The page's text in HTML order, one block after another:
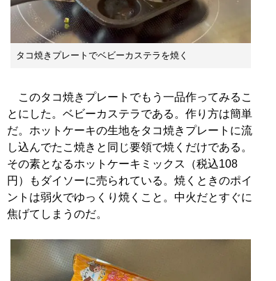
タコ焼きプレートでベビーカステラを焼く
このタコ焼きプレートでもう一品作ってみるこ
とにした。ベビーカステラである。作り方は簡単
だ。ホットケーキの生地をタコ焼きプレートに流
し込んでたこ焼きと同じ要領で焼くだけである。
その素となるホットケーキミックス（税込108
円）もダイソーに売られている。焼くときのポイ
ントは弱火でゆっくり焼くこと。中火だとすぐに
焦げてしまうのだ。